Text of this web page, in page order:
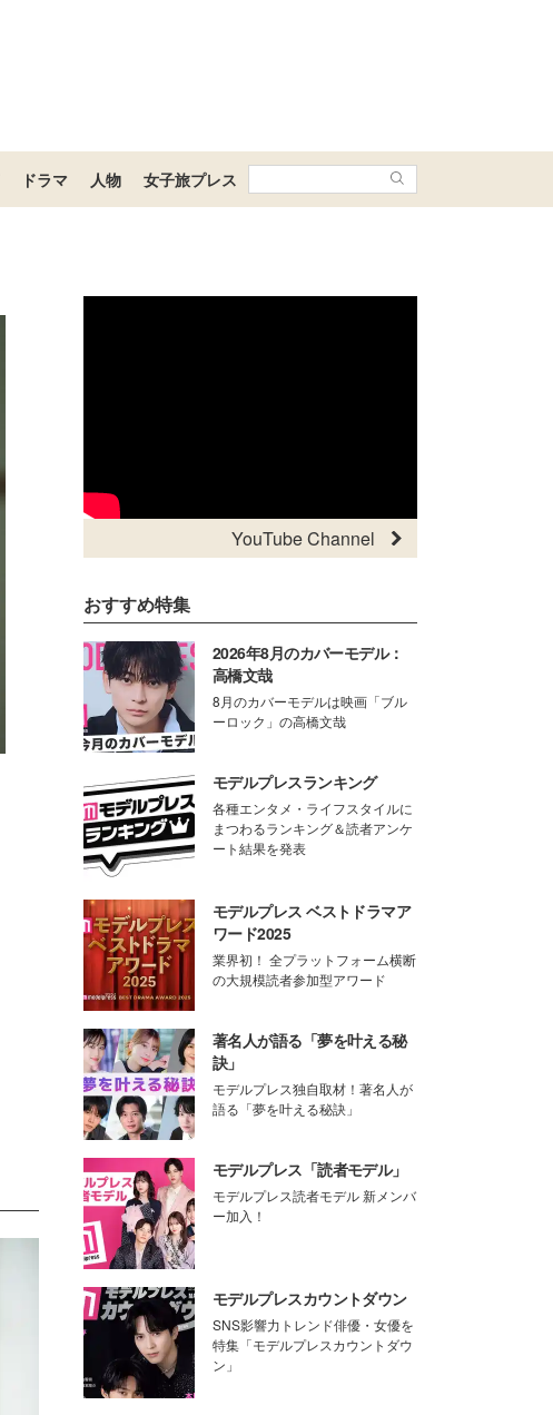
ドラマ 人物 女子旅プレス
YouTube Channel
おすすめ特集
2026年8月のカバーモデル：
高橋文哉
8月のカバーモデルは映画「ブル
ーロック」の高橋文哉
モデルプレスランキング
各種エンタメ・ライフスタイルに
まつわるランキング＆読者アンケ
ート結果を発表
モデルプレス ベストドラマア
ワード2025
業界初！ 全プラットフォーム横断
の大規模読者参加型アワード
著名人が語る「夢を叶える秘
訣」
モデルプレス独自取材！著名人が
語る「夢を叶える秘訣」
モデルプレス「読者モデル」
モデルプレス読者モデル 新メンバ
ー加入！
モデルプレスカウントダウン
SNS影響力トレンド俳優・女優を
特集「モデルプレスカウントダウ
ン」